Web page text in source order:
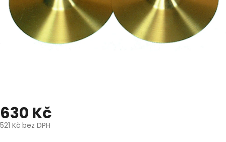
630 Kč
521 Kč bez DPH